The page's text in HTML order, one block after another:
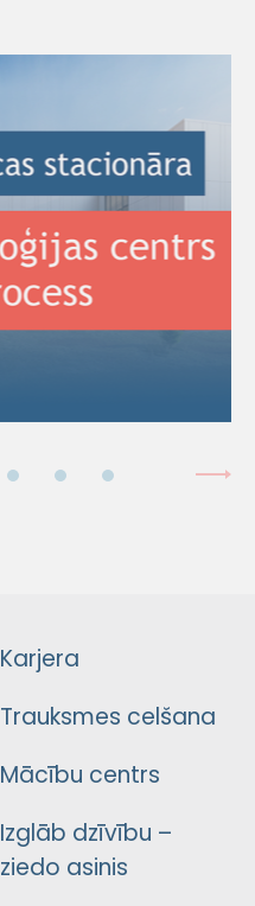
Karjera
Trauksmes celšana
Mācību centrs
Izglāb dzīvību –
ziedo asinis